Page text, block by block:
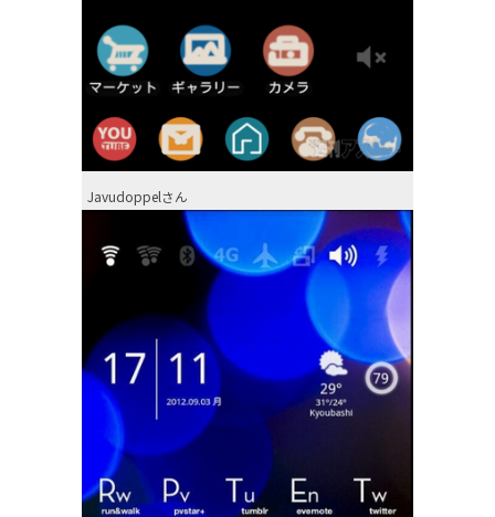
Javudoppelさん